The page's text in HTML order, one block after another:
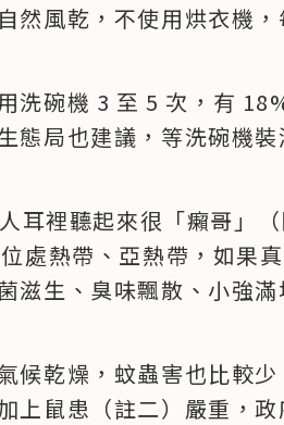
然風乾，不使用烘衣機
洗碗機 3 至 5 次，有
態局也建議，等洗碗機
耳裡聽起來很「癩哥」
處熱帶、亞熱帶，如果
滋生、臭味飄散、小強滿
候乾燥，蚊蟲害也比較
上鼠患（註二）嚴重，